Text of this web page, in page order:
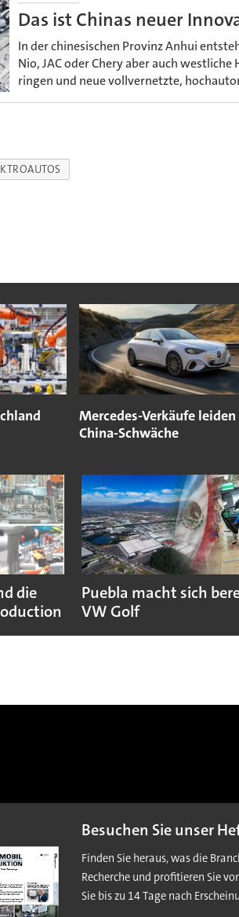
Das ist Chinas neuer
In der chinesischen Provinz Anhui
Nio, JAC oder Chery aber auch
ringen und neue vollvernetzte,
Mercedes-Verkäufe
China-Schwäche
die
Puebla macht sich
VW Golf
Besuchen Sie unser
Finden Sie heraus, was die
Recherche und profitieren Sie
Sie bis zu 14 Tage nach